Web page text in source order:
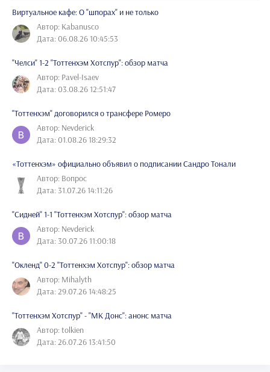
Виртуальное кафе: О "шпорах" и не только
Автор: Kabanusco
Дата: 06.08.26 10:45:53
"Челси" 1-2 "Тоттенхэм Хотспур": обзор матча
Автор: Pavel-Isaev
Дата: 03.08.26 12:51:47
"Тоттенхэм" договорился о трансфере Ромеро
Автор: Nevderick
Дата: 01.08.26 18:29:32
«Тоттенхэм» официально объявил о подписании Сандро Тонали
Автор: Вопрос
Дата: 31.07.26 14:11:26
"Сидней" 1-1 "Тоттенхэм Хотспур": обзор матча
Автор: Nevderick
Дата: 30.07.26 11:00:18
"Окленд" 0-2 "Тоттенхэм Хотспур": обзор матча
Автор: Mihalyth
Дата: 29.07.26 14:48:25
"Тоттенхэм Хотспур" - "МК Донс": анонс матча
Автор: tolkien
Дата: 26.07.26 13:41:50